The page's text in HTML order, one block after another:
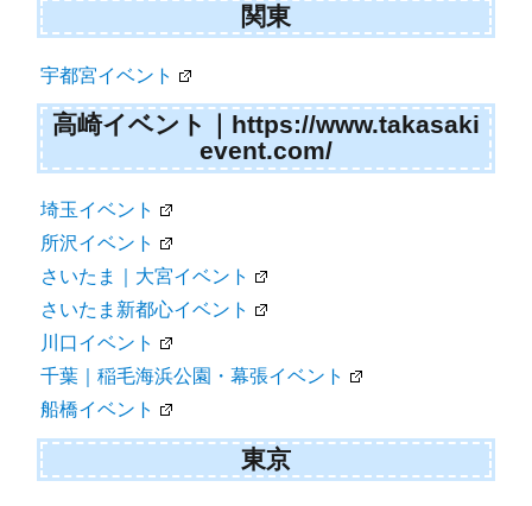
関東
宇都宮イベント
高崎イベント｜https://www.takasaki
event.com/
埼玉イベント
所沢イベント
さいたま｜大宮イベント
さいたま新都心イベント
川口イベント
千葉｜稲毛海浜公園・幕張イベント
船橋イベント
東京